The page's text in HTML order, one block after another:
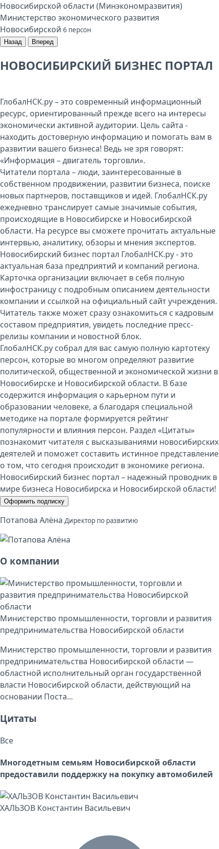
Министерство экономического развития
Новосибирской 6 персон
Назад Вперед
НОВОСИБИРСКИЙ БИЗНЕС ПОРТАЛ
ГлобалНСК.ру – это современный информационный
ресурс, ориентированный прежде всего на интересы
экономически активной аудитории. Цель сайта -
находить достоверную информацию и помогать вам в
развитии вашего бизнеса! Ведь не зря говорят:
«Информация – двигатель торговли».
Читатели портала – люди, заинтересованные в
собственном продвижении, развитии бизнеса, поиске
новых партнеров, поставщиков и идей. ГлобалНСК.ру
ежедневно транслирует самые значимые события,
происходящие в Новосибирске и Новосибирской
области. На ресурсе вы сможете прочитать актуальные
интервью, аналитику, обзоры и мнения экспертов.
Новосибирский бизнес портал ГлобалНСК.ру - это
актуальная база предприятий и компаний региона.
Карточка организации включает в себя полную
инфостраницу с подробным описанием деятельности
компании и ссылкой на официальный сайт учреждения.
Читатель также может сразу ознакомиться с кадровым
составом предприятия, увидеть последние пресс-
релизы компании и новостной блок.
ГлобалНСК.ру собрал для вас самую полную картотеку
персон, которые во многом определяют развитие
политической, общественной и экономической жизни в
Новосибирске и Новосибирской области. В базе
содержится информация о карьерном пути и
образовании человеке, а благодаря специальной
методике на портале формируется рейтинг
популярности и влияния персон. Раздел «Цитаты»
познакомит читателя с высказываниями новосибирских
деятелей и поможет составить истинное представление
о том, что сегодня происходит в экономике региона.
Новосибирский бизнес портал – надежный проводник в
мире бизнеса Новосибирска и Новосибирской области!
Оформить подписку
Потапова Алёна Директор по развитию
О компании
Министерство промышленности, торговли и развития
предпринимательства Новосибирской области
Министерство промышленности, торговли и развития
предпринимательства Новосибирской области ―
областной исполнительный орган государственной
власти Новосибирской области, действующий на
основании Поста...
Цитаты
Все
Многодетным семьям Новосибирской области
предоставили поддержку на покупку автомобилей
ХАЛЬЗОВ Константин Васильевич